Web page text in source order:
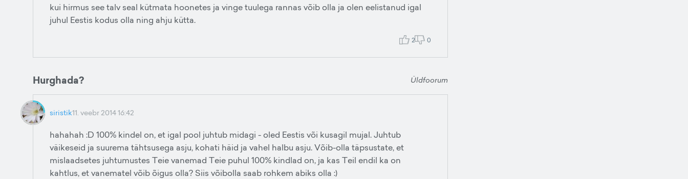
kui hirmus see talv seal kütmata hoonetes ja vinge tuulega rannas võib olla ja olen eelistanud igal
juhul Eestis kodus olla ning ahju kütta.
2 0
Hurghada? Üldfoorum
siristik11. veebr 2014 16:42
hahahah :D 100% kindel on, et igal pool juhtub midagi - oled Eestis või kusagil mujal. Juhtub
väikeseid ja suurema tähtsusega asju, kohati häid ja vahel halbu asju. Võib-olla täpsustate, et
mislaadsetes juhtumustes Teie vanemad Teie puhul 100% kindlad on, ja kas Teil endil ka on
kahtlus, et vanematel võib õigus olla? Siis võibolla saab rohkem abiks olla :)